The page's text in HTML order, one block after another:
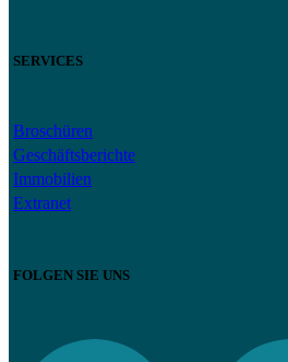
SERVICES
Broschüren
Geschäftsberichte
Immobilien
Extranet
FOLGEN SIE UNS